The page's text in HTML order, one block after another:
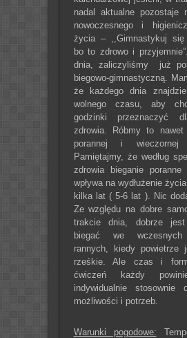
nadal aktualne pozostaje
nowoczesnego i
życia – ,,Gimnastykuj się
bo to zdrowo i
dnia, zaliczyliśmy już
biegowo-gimnastyczną.
że każdego dnia
wolnego czasu, aby
godzinki przeznaczyć
zdrowia. Róbmy to nawet
porannej i wieczornej
Pamiętajmy, że według
zdrowia bieganie
wpływa na wydłużenie
kilka lat ( 5-6 lat ). Nic
Ze względu na dobre
trakcie dnia, dobrze
biegać we wczesnych
rannych, kiedy powietrze
rześkie. Ale czas i
ćwiczeń każdy
indywidualnie stosownie
możliwości i potrzeb.
Warunki pogodowe: